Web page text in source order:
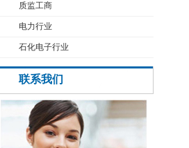
质监工商
电力行业
石化电子行业
联系我们